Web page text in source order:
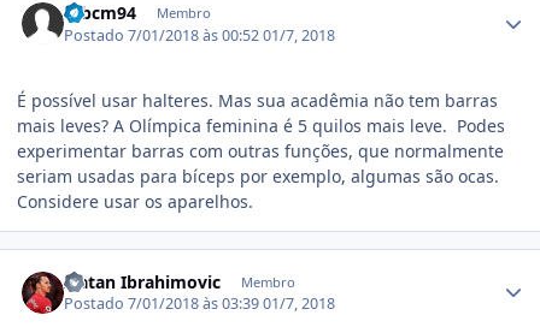
mbcm94 Membro
Postado7/01/2018 às 00:5201/7, 2018
É possível usar halteres. Mas sua acadêmia não tem barras
mais leves? A Olímpica feminina é 5 quilos mais leve. Podes
experimentar barras com outras funções, que normalmente
seriam usadas para bíceps por exemplo, algumas são ocas.
Considere usar os aparelhos.
Zlatan Ibrahimovic Membro
Postado7/01/2018 às 03:3901/7, 2018